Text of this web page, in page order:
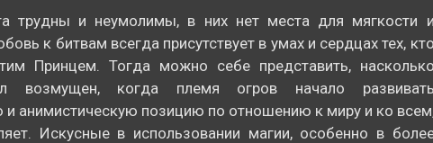
трудны и неумолимы, в них нет места для мягкости и
к битвам всегда присутствует в умах и сердцах тех, кто
Принцем. Тогда можно себе представить, насколько
возмущен, когда племя огров начало развивать
и анимистическую позицию по отношению к миру и ко
Искусные в использовании магии, особенно в